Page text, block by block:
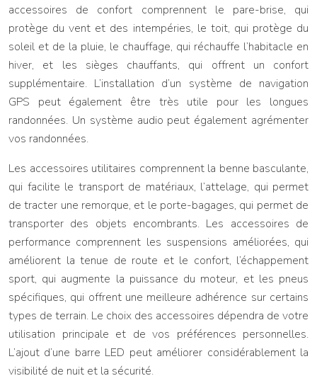
accessoires de confort comprennent le pare-brise, qui
protège du vent et des intempéries, le toit, qui protège du
soleil et de la pluie, le chauffage, qui réchauffe l’habitacle en
hiver, et les sièges chauffants, qui offrent un confort
supplémentaire. L’installation d’un système de navigation
GPS peut également être très utile pour les longues
randonnées. Un système audio peut également agrémenter
vos randonnées.
Les accessoires utilitaires comprennent la benne basculante,
qui facilite le transport de matériaux, l’attelage, qui permet
de tracter une remorque, et le porte-bagages, qui permet de
transporter des objets encombrants. Les accessoires de
performance comprennent les suspensions améliorées, qui
améliorent la tenue de route et le confort, l’échappement
sport, qui augmente la puissance du moteur, et les pneus
spécifiques, qui offrent une meilleure adhérence sur certains
types de terrain. Le choix des accessoires dépendra de votre
utilisation principale et de vos préférences personnelles.
L’ajout d’une barre LED peut améliorer considérablement la
visibilité de nuit et la sécurité.